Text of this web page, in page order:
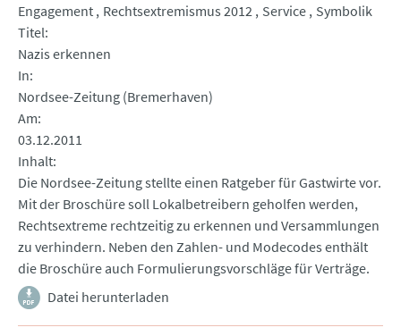
Engagement Rechtsextremismus 2012 Service Symbolik
Titel
Nazis erkennen
In
Nordsee-Zeitung (Bremerhaven)
Am
03.12.2011
Inhalt
Die Nordsee-Zeitung stellte einen Ratgeber für Gastwirte vor.
Mit der Broschüre soll Lokalbetreibern geholfen werden,
Rechtsextreme rechtzeitig zu erkennen und Versammlungen
zu verhindern. Neben den Zahlen- und Modecodes enthält
die Broschüre auch Formulierungsvorschläge für Verträge.
Datei herunterladen